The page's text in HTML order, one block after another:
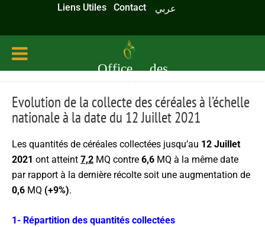
Liens Utiles Contact عربي
Office des
Evolution de la collecte des céréales à l’échelle
nationale à la date du 12 Juillet 2021
Les quantités de céréales collectées jusqu’au 12 Juillet
2021 ont atteint 7,2 MQ contre 6,6 MQ à la même date
par rapport à la dernière récolte soit une augmentation de
0,6 MQ (+9%).
1- Répartition des quantités collectées